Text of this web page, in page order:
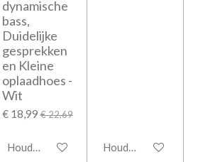
dynamische
bass,
Duidelijke
gesprekken
en Kleine
oplaadhoes -
Wit
€ 18,99 € 22,69
Houd mij op de hoogteHoud mij op de